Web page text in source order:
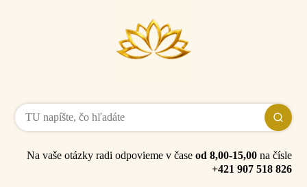
Na vaše otázky radi odpovieme v čase od 8,00-15,00na čísle
+421 907 518 826